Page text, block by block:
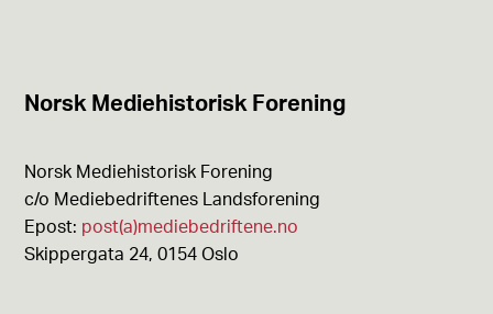
Norsk Mediehistorisk Forening
Norsk Mediehistorisk Forening
c/o Mediebedriftenes Landsforening
Epost: post(a)mediebedriftene.no
Skippergata 24, 0154 Oslo